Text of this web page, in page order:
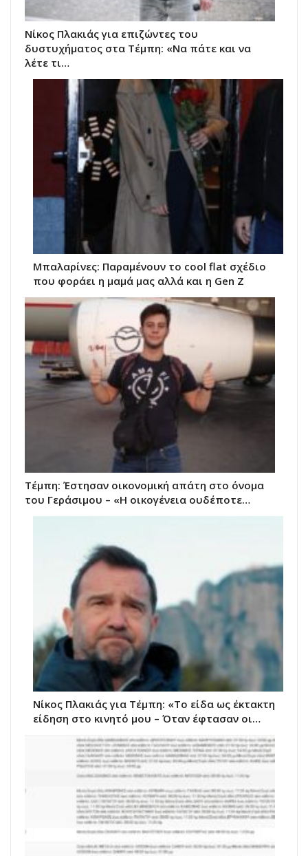
Νίκος Πλακιάς για επιζώντες του
δυστυχήματος στα Τέμπη: «Να πάτε και να
λέτε τι…
Μπαλαρίνες: Παραμένουν το cool flat σχέδιο
που φοράει η μαμά μας αλλά και η Gen Z
Τέμπη: Έστησαν οικονομική απάτη στο όνομα
του Γεράσιμου – «Η οικογένεια ουδέποτε…
Νίκος Πλακιάς για Τέμπη: «Το είδα ως έκτακτη
είδηση στο κινητό μου – Όταν έφτασαν οι…